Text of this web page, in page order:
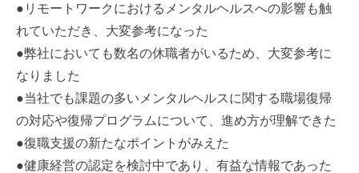
●リモートワークにおけるメンタルヘルスへの影響も触
れていただき、大変参考になった
●弊社においても数名の休職者がいるため、大変参考に
なりました
●当社でも課題の多いメンタルヘルスに関する職場復帰
の対応や復帰プログラムについて、進め方が理解できた
●復職支援の新たなポイントがみえた
●健康経営の認定を検討中であり、有益な情報であった